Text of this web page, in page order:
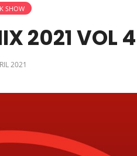
SHOW
2021 VOL 4
2021